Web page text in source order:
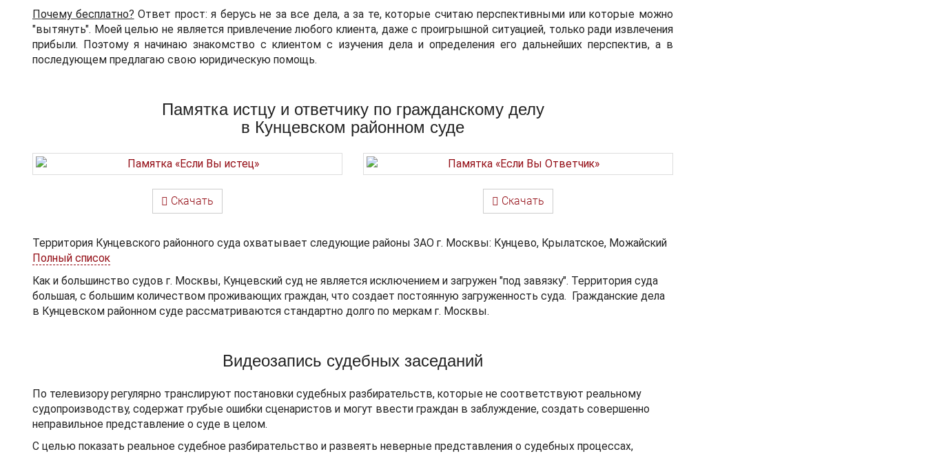
Почему бесплатно? Ответ прост: я берусь не за все дела, а за те, которые считаю перспективными или которые можно
"вытянуть". Моей целью не является привлечение любого клиента, даже с проигрышной ситуацией, только ради извлечения
прибыли. Поэтому я начинаю знакомство с клиентом с изучения дела и определения его дальнейших перспектив, а в
последующем предлагаю свою юридическую помощь.
Памятка истцу и ответчику по гражданскому делу
в Кунцевском районном суде
Скачать Скачать
Территория Кунцевского районного суда охватывает следующие районы ЗАО г. Москвы: Кунцево, Крылатское, Можайский
Полный список
Как и большинство судов г. Москвы, Кунцевский суд не является исключением и загружен "под завязку". Территория суда
большая, с большим количеством проживающих граждан, что создает постоянную загруженность суда. Гражданские дела
в Кунцевском районном суде рассматриваются стандартно долго по меркам г. Москвы.
Видеозапись судебных заседаний
По телевизору регулярно транслируют постановки судебных разбирательств, которые не соответствуют реальному
судопроизводству, содержат грубые ошибки сценаристов и могут ввести граждан в заблуждение, создать совершенно
неправильное представление о суде в целом.
С целью показать реальное судебное разбирательство и развеять неверные представления о судебных процессах,